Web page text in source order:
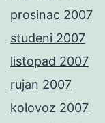
prosinac 2007
studeni 2007
listopad 2007
rujan 2007
kolovoz 2007